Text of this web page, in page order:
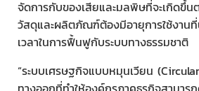
จัดการกับของเสียและมลพิษที่จะเกิดขึ้น
วัสดุและผลิตภัณฑ์ต้องมีอายุการใช้งาน
เวลาในการฟื้นฟูกับระบบทางธรรมชาติ
“ระบบเศรษฐกิจแบบหมุนเวียน